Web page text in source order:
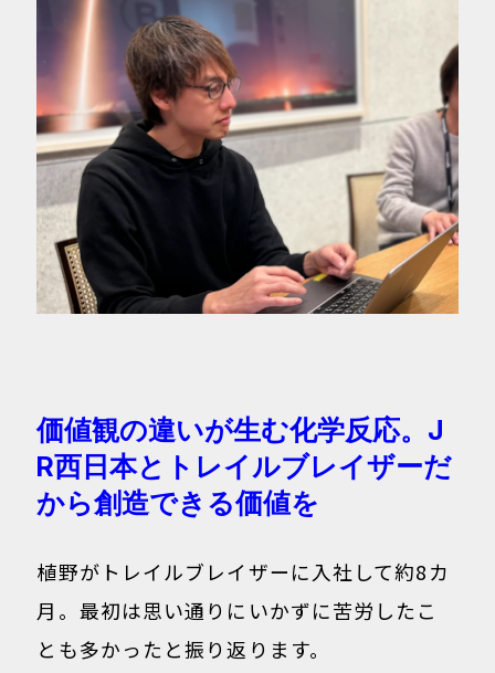
価値観の違いが生む化学反応。J
R西日本とトレイルブレイザーだ
から創造できる価値を
植野がトレイルブレイザーに入社して約8カ
月。最初は思い通りにいかずに苦労したこ
とも多かったと振り返ります。